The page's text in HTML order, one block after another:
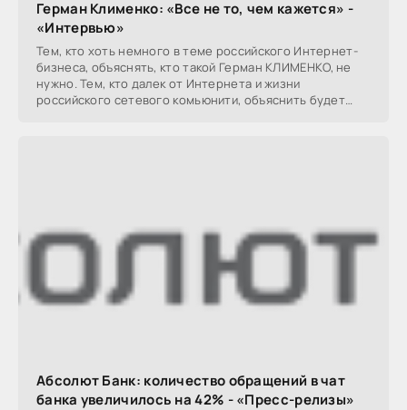
Герман Клименко: «Все не то, чем кажется» -
«Интервью»
Тем, кто хоть немного в теме российского Интернет-
бизнеса, объяснять, кто такой Герман КЛИМЕНКО, не
нужно. Тем, кто далек от Интернета и жизни
российского сетевого комьюнити, объяснить будет
Абсолют Банк: количество обращений в чат
банка увеличилось на 42% - «Пресс-релизы»